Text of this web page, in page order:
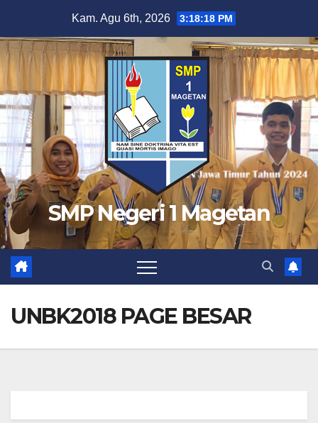
content
Kam. Agu 6th, 2026 3:18:19 PM
SMP Negeri 1 Magetan
UNBK2018 PAGE BESAR